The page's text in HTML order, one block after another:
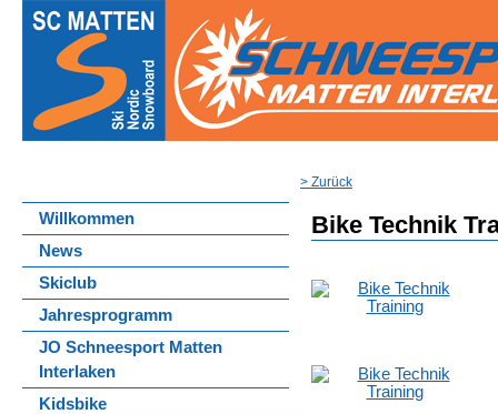
Willkommen
News
Skiclub
Jahresprogramm
JO Schneesport Matten
Interlaken
Kidsbike
> Zurück
Bike Technik